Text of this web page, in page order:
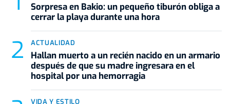
Sorpresa en Bakio: un pequeño tiburón obliga a
cerrar la playa durante una hora
ACTUALIDAD
Hallan muerto a un recién nacido en un armario
después de que su madre ingresara en el
hospital por una hemorragia
VIDA Y ESTILO